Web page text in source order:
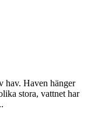
hav. Haven hänger
stora, vattnet har